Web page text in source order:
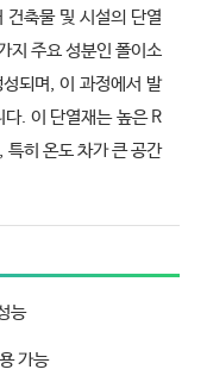
건축물 및 시설의 단열
지 주요 성분인 폴이소
되며, 이 과정에서 발
. 이 단열재는 높은 R
히 온도 차가 큰 공간
능
가능